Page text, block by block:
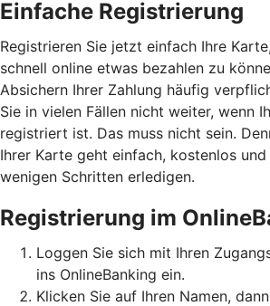
Einfache Registrierung
Registrieren Sie jetzt einfach Ihre
schnell online etwas bezahlen zu
Absichern Ihrer Zahlung häufig
Sie in vielen Fällen nicht weiter, wenn
registriert ist. Das muss nicht sein.
Ihrer Karte geht einfach, kostenlos
wenigen Schritten erledigen.
Registrierung im
Loggen Sie sich mit Ihren
ins OnlineBanking ein.
Klicken Sie auf Ihren Namen,